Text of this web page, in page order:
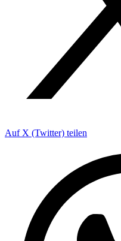
Auf X (Twitter) teilen